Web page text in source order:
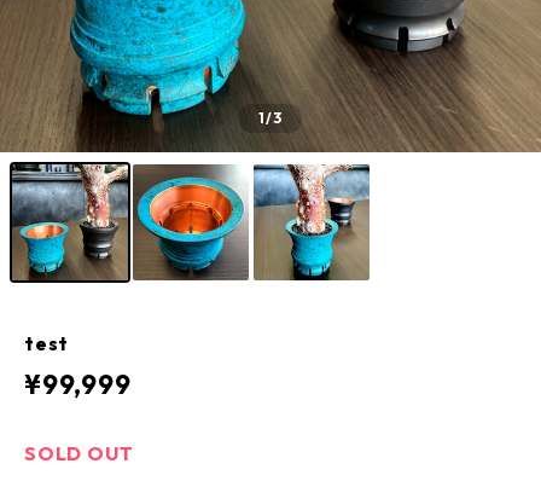
1/3
test
¥99,999
SOLD OUT